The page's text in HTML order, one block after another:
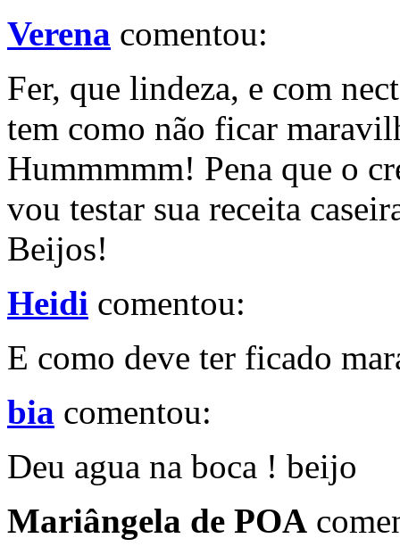
Verena comentou:
Fer, que lindeza, e com
tem como não ficar
Hummmmm! Pena que o
vou testar sua receita
Beijos!
Heidi comentou:
E como deve ter ficado
bia comentou:
Deu agua na boca ! beijo
Mariângela de POA